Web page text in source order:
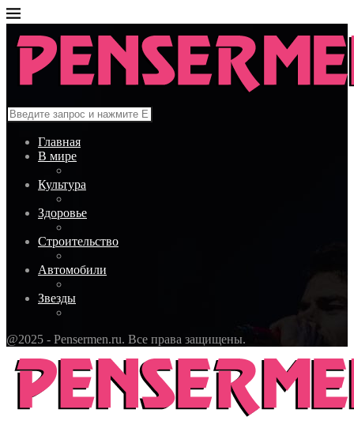
Главная
В мире
Культура
Здоровье
Строительство
Автомобили
Звезды
@2025 - Pensermen.ru. Все права защищены.